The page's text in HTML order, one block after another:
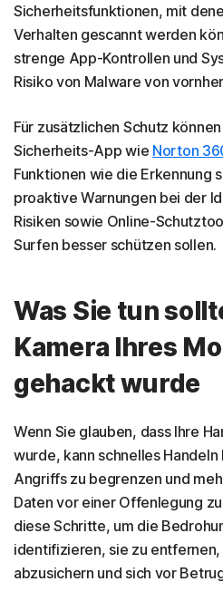
Sicherheitsfunktionen, mit
Verhalten gescannt werden
strenge App-Kontrollen und
Risiko von Malware von
Für zusätzlichen Schutz
Sicherheits-App wie Norton
Funktionen wie die Erkennung
proaktive Warnungen bei der
Risiken sowie Online-
Surfen besser schützen sollen.
Was Sie tun
Kamera Ihres
gehackt wurde
Wenn Sie glauben, dass Ihre
wurde, kann schnelles
Angriffs zu begrenzen und
Daten vor einer Offenlegung
diese Schritte, um die
identifizieren, sie zu
abzusichern und sich vor